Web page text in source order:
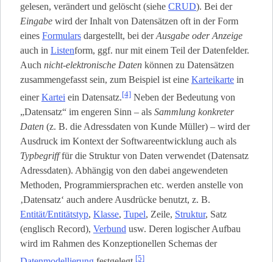
gelesen, verändert und gelöscht (siehe CRUD). Bei der
Eingabe wird der Inhalt von Datensätzen oft in der Form
eines Formulars dargestellt, bei derAusgabe oder Anzeige
auch in Listen­form, ggf. nur mit einem Teil der Datenfelder.
Auch nicht-elektronische Daten können zu Datensätzen
zusammengefasst sein, zum Beispiel ist eine Karteikarte in
einerKartei ein Datensatz.[4] Neben der Bedeutung von
„Datensatz“ im engeren Sinn – als Sammlung konkreter
Daten (z. B. die Adressdaten von Kunde Müller) – wird der
Ausdruck im Kontext der Softwareentwicklung auch als
Typbegrifffür die Struktur von Daten verwendet (Datensatz
Adressdaten). Abhängig von den dabei angewendeten
Methoden, Programmiersprachen etc. werden anstelle von
‚Datensatz‘ auch andere Ausdrücke benutzt, z. B.
Entität/Entitätstyp, Klasse, Tupel, Zeile, Struktur, Satz
(englisch Record), Verbund usw. Deren logischer Aufbau
wird im Rahmen des Konzeptionellen Schemas der
[5]